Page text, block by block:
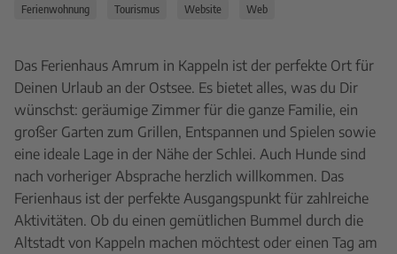
Ferienwohnung Tourismus Website Web
Das Ferienhaus Amrum in Kappeln ist der perfekte Ort für
Deinen Urlaub an der Ostsee. Es bietet alles, was du Dir
wünschst: geräumige Zimmer für die ganze Familie, ein
großer Garten zum Grillen, Entspannen und Spielen sowie
eine ideale Lage in der Nähe der Schlei. Auch Hunde sind
nach vorheriger Absprache herzlich willkommen. Das
Ferienhaus ist der perfekte Ausgangspunkt für zahlreiche
Aktivitäten. Ob du einen gemütlichen Bummel durch die
Altstadt von Kappeln machen möchtest oder einen Tag am